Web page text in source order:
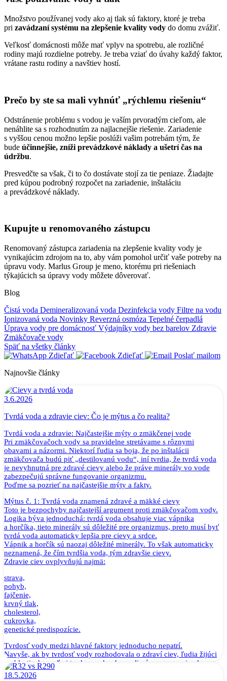
Množstvo používanej vody ako aj tlak sú faktory, ktoré je treba
pri zavádzaní systému na zlepšenie kvality vody do domu zvážiť.
Veľkosť domácnosti môže mať vplyv na spotrebu, ale rozličné
rodiny majú rozdielne potreby. Je treba vziať do úvahy každý faktor,
vrátane rastu rodiny a navštiev hostí.
Prečo by ste sa mali vyhnúť „rýchlemu riešeniu“
Odstránenie problému s vodou je vaším prvoradým cieľom, ale
nenáhlite sa s rozhodnutím za najlacnejšie riešenie. Zariadenie
s vyššou cenou možno lepšie poslúži vašim potrebám tým, že
bude účinnejšie, zníži prevádzkové náklady a ušetrí čas na
údržbu.
Presvedčte sa však, či to čo dostávate stojí za tie peniaze. Žiadajte
pred kúpou podrobný rozpočet na zariadenie, inštaláciu
a prevádzkové náklady.
Kupujte u renomovaného zástupcu
Renomovaný zástupca zariadenia na zlepšenie kvality vody je
vynikajúcim zdrojom na to, aby vám pomohol určiť vaše potreby na
úpravu vody. Marlus Group je meno, ktorému pri riešeniach
týkajúcich sa úpravy vody môžete dôverovať.
Blog
Čistá voda Demineralizovaná voda Dezinfekcia vody Filtre na vodu
Ionizovaná voda Novinky Reverzná osmóza Tepelné čerpadlá
Úprava vody pre domácnosť Výdajníky vody bez barelov Zdravie
Zmäkčovače vody
Späť na všetky články
Zdieľať
Zdieľať
Poslať mailom
Najnovšie články
3.6.2026
Tvrdá voda a zdravie ciev: Čo je mýtus a čo realita?
Tvrdá voda a zdravie: Najčastejšie mýty o zmäkčenej vode
Pri zmäkčovačoch vody sa pravidelne stretávame s rôznymi
obavami a názormi. Niektorí ľudia sa boja, že po inštalácii
zmäkčovača budú piť „destilovanú vodu“, iní tvrdia, že tvrdá voda
je nevyhnutná pre zdravé cievy alebo že práve minerály vo vode
zabezpečujú správne fungovanie organizmu.
Poďme sa pozrieť na najčastejšie mýty a fakty.
Mýtus č. 1: Tvrdá voda znamená zdravé a mäkké cievy
Toto je bezpochyby najčastejší argument proti zmäkčovačom vody.
Logika býva jednoduchá: tvrdá voda obsahuje viac vápnika
a horčíka, tieto minerály sú dôležité pre organizmus, preto musí byť
tvrdá voda automaticky lepšia pre cievy a srdce.
Vápnik a horčík sú naozaj dôležité minerály. To však automaticky
neznamená, že čím tvrdšia voda, tým zdravšie cievy.
Zdravie ciev ovplyvňujú najmä:
strava,
pohyb,
fajčenie,
krvný tlak,
cholesterol,
cukrovka,
genetické predispozície.
Tvrdosť vody medzi hlavné faktory jednoducho nepatrí.
Navyše, ak by tvrdosť vody rozhodovala o zdraví ciev, ľudia žijúci
v oblastiach s veľmi tvrdou vodou by mali výrazne menej srdcovo-
cievnych ochorení. Takéto jednoduché prepojenie však neexistuje.
18.5.2026